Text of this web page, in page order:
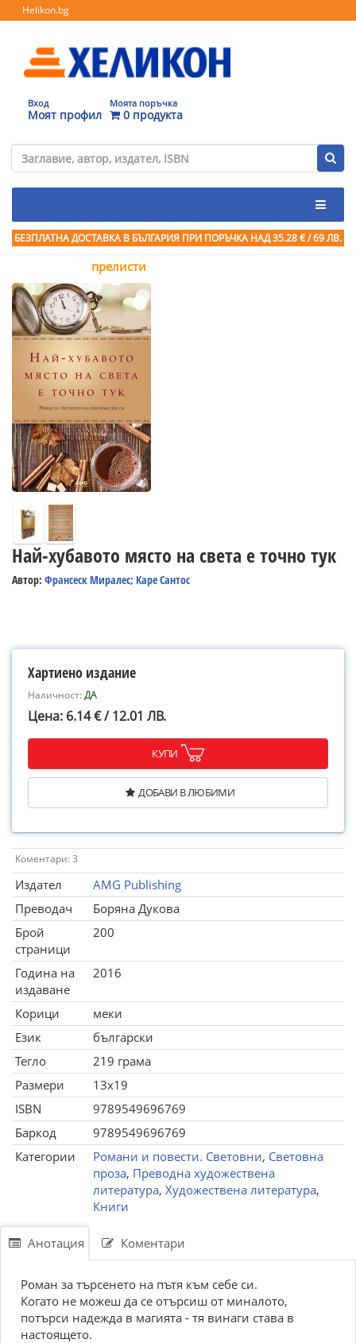
Helikon.bg
Вход
Моят профил
Моята поръчка
0 продукта
БЕЗПЛАТНА ДОСТАВКА В БЪЛГАРИЯ ПРИ ПОРЪЧКА НАД 35.28 € / 69 ЛВ.
прелисти
Най-хубавото място на света е точно тук
Автор: Франсеск Миралес; Каре Сантос
Хартиено издание
Наличност:ДА
Цена: 6.14 € / 12.01 ЛВ.
КУПИ
ДОБАВИ В ЛЮБИМИ
Коментари: 3
Издател
AMG Publishing
Преводач
Боряна Дукова
Брой
страници
200
Година на
издаване
2016
Корици
меки
Език
български
Тегло
219 грама
Размери
13x19
ISBN
9789549696769
Баркод
9789549696769
Категории
Романи и повести. Световни, Световна
проза, Преводна художествена
литература, Художествена литература,
Книги
Анотация Коментари
Роман за търсенето на пътя към себе си.
Когато не можеш да се отърсиш от миналото,
потърси надежда в магията - тя винаги става в
настоящето.